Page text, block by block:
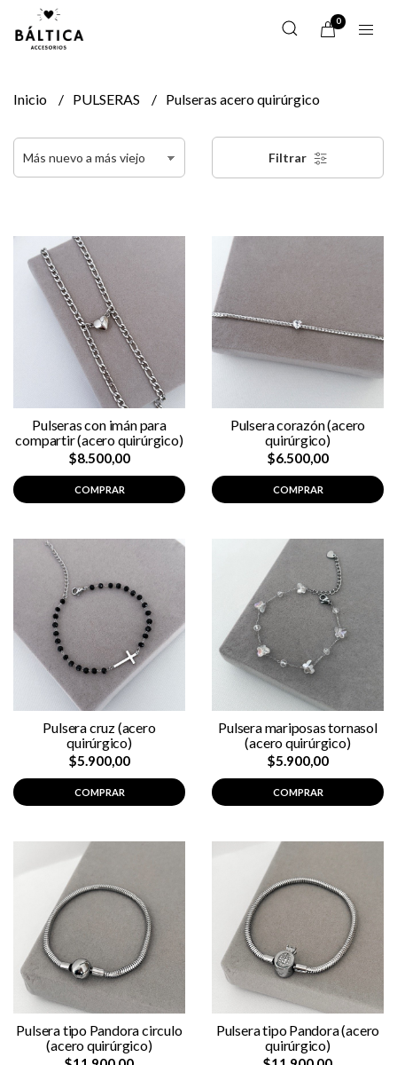
0
Inicio PULSERAS Pulseras acero quirúrgico
Filtrar
Pulseras con imán para
compartir (acero quirúrgico)
$8.500,00
COMPRAR
Pulsera corazón (acero
quirúrgico)
$6.500,00
COMPRAR
Pulsera cruz (acero
quirúrgico)
$5.900,00
COMPRAR
Pulsera mariposas tornasol
(acero quirúrgico)
$5.900,00
COMPRAR
Pulsera tipo Pandora circulo
(acero quirúrgico)
Pulsera tipo Pandora (acero
quirúrgico)